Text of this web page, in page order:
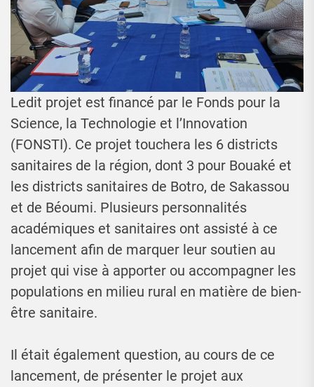
Ledit projet est financé par le Fonds pour la
Science, la Technologie et l’Innovation
(FONSTI). Ce projet touchera les 6 districts
sanitaires de la région, dont 3 pour Bouaké et
les districts sanitaires de Botro, de Sakassou
et de Béoumi. Plusieurs personnalités
académiques et sanitaires ont assisté à ce
lancement afin de marquer leur soutien au
projet qui vise à apporter ou accompagner les
populations en milieu rural en matière de bien-
être sanitaire.
Il était également question, au cours de ce
lancement, de présenter le projet aux